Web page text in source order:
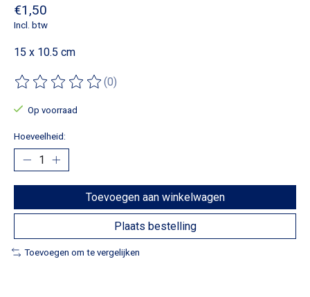
€1,50
Incl. btw
15 x 10.5 cm
De beoordeling van dit product is
(0)
Op voorraad
Hoeveelheid:
Toevoegen aan winkelwagen
Plaats bestelling
Toevoegen om te vergelijken